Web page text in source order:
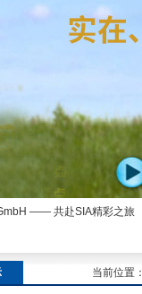
—— 共赴SIA精彩之旅
当前位置